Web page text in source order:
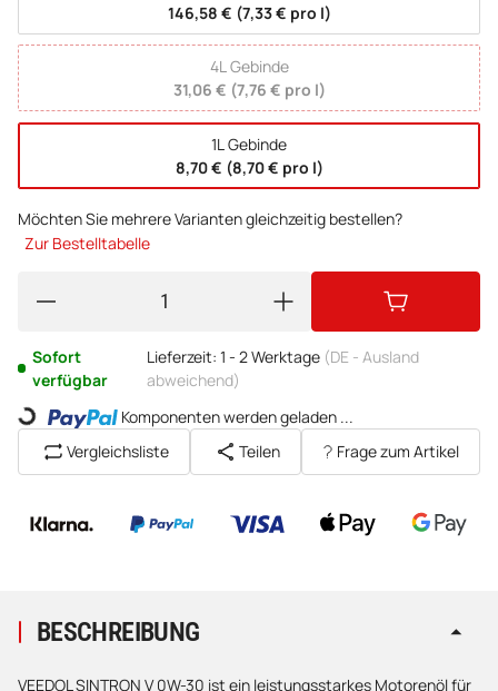
146,58 € (7,33 € pro l)
4L Gebinde
31,06 € (7,76 € pro l)
1L Gebinde
8,70 € (8,70 € pro l)
Möchten Sie mehrere Varianten gleichzeitig bestellen?
Zur Bestelltabelle
Sofort
verfügbar
Lieferzeit: 1 - 2 Werktage (DE - Ausland
abweichend)
Loading...
Komponenten werden geladen ...
Vergleichsliste
Teilen Frage zum Artikel
BESCHREIBUNG
VEEDOL SINTRON V 0W-30 ist ein leistungsstarkes Motorenöl für